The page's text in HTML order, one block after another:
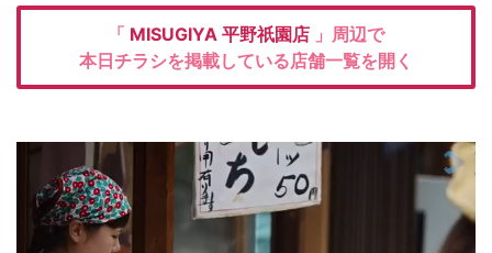
「 MISUGIYA 平野祇園店 」周辺で
本日チラシを掲載している店舗一覧を開く